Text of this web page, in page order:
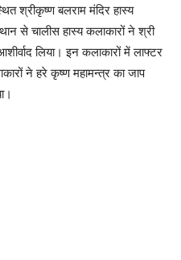
श्रीकृष्ण बलराम मंदिर हास्य
से चालीस हास्य कलाकारों ने श्री
लिया। इन कलाकारों में लाफ्टर
ने हरे कृष्ण महामन्त्र का जाप